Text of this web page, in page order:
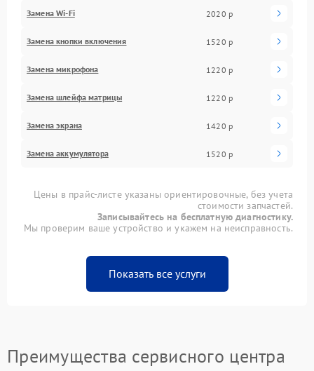
Замена Wi-Fi 2020 р
Замена кнопки включения 1520 р
Замена микрофона 1220 р
Замена шлейфа матрицы 1220 р
Замена экрана 1420 р
Замена аккумулятора 1520 р
Цены в прайс-листе указаны ориентировочные, без учета
стоимости запчастей.
Записывайтесь на бесплатную диагностику.
Мы проверим ваше устройство и укажем на неисправность.
Показать все услуги
Преимущества сервисного центра